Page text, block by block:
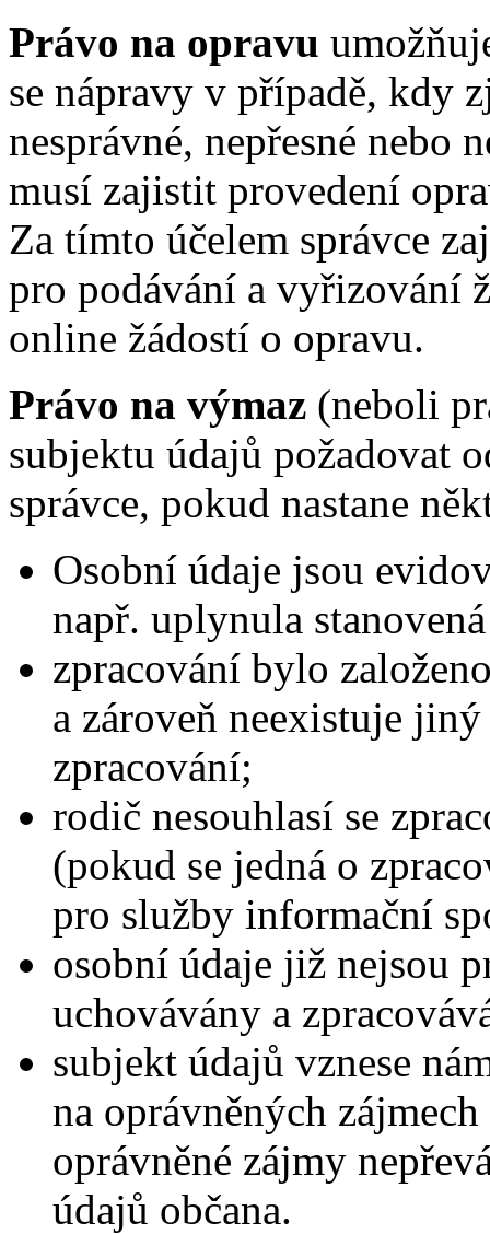
Právo na opravu
se nápravy v případě, kdy
nesprávné, nepřesné nebo
musí zajistit provedení
Za tímto účelem správce
pro podávání a vyřizování
online žádostí o opravu.
Právo na výmaz (neboli
subjektu údajů požadovat
správce, pokud nastane
Osobní údaje jsou
např. uplynula
zpracování bylo
a zároveň neexistuje
zpracování;
rodič nesouhlasí se
(pokud se jedná o
pro služby informační
osobní údaje již nejsou
uchovávány a
subjekt údajů vznese
na oprávněných
oprávněné zájmy
údajů občana.